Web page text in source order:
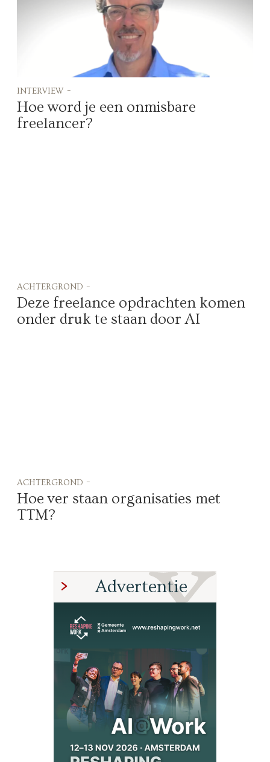
interview -
Hoe word je een onmisbare
freelancer?
achtergrond -
Deze freelance opdrachten komen
onder druk te staan door AI
achtergrond -
Hoe ver staan organisaties met
TTM?
Advertentie